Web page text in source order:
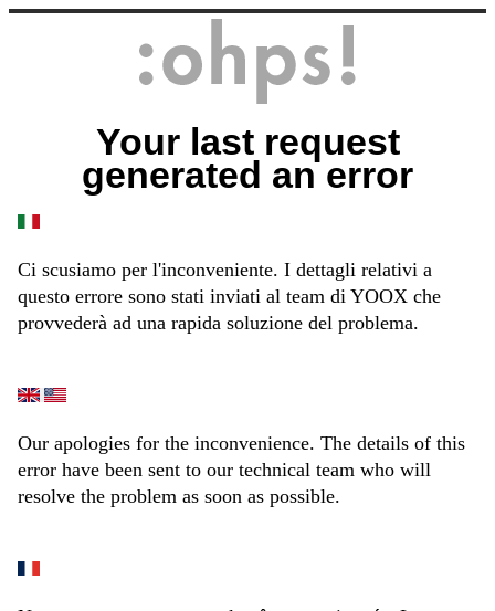
Your last request
generated an error
Ci scusiamo per l'inconveniente. I dettagli relativi a
questo errore sono stati inviati al team di YOOX che
provvederà ad una rapida soluzione del problema.
Our apologies for the inconvenience. The details of this
error have been sent to our technical team who will
resolve the problem as soon as possible.